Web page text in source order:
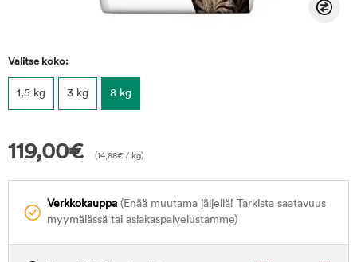
Valitse koko:
1,5 kg 3 kg 8 kg
119,00€ (14,88€ / kg)
Verkkokauppa (Enää muutama jäljellä! Tarkista saatavuus
myymälässä tai asiakaspalvelustamme)